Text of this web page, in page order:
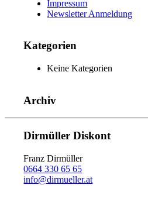
Impressum
Newsletter Anmeldung
Kategorien
Keine Kategorien
Archiv
Dirmüller Diskont
Franz Dirmüller
0664 330 65 65
info@dirmueller.at